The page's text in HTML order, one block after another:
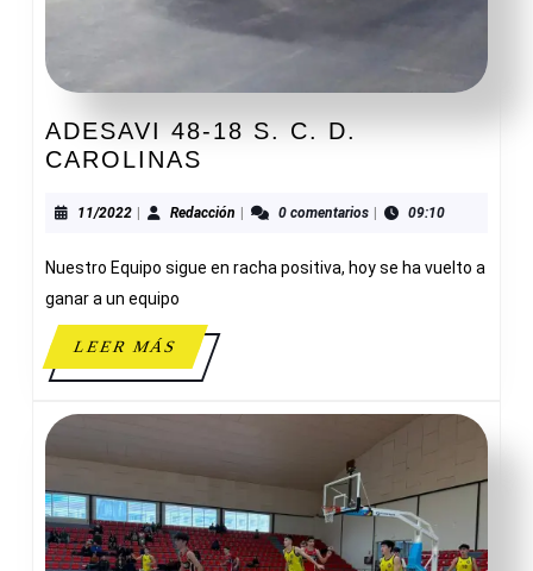
ADESAVI 48-18 S. C. D.
CAROLINAS
18
C.
CAROLINAS
11/202211/2022Redacción Redacción0 comentarios 09:10
Nuestro Equipo sigue en racha positiva, hoy se ha vuelto a
ganar a un equipo
LEER MÁSLEER
MÁS